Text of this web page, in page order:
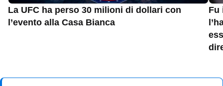
La UFC ha perso 30 milioni di dollari con
l’evento alla Casa Bianca
Fu